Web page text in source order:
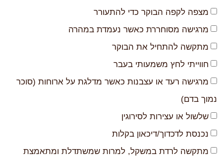
מצפה לקפה הבוקר כדי להתעורר
מרגישה מסוחררת כאשר נעמדת במהרה
מתקשה להתחיל את הבוקר
חווייתי לחץ משמעותי בעבר
מרגישה רעד או עצבנות כאשר מדלגת על ארוחות (סוכר
נמוך בדם)
שלשול או עצירות לסירוגין
נכנסת לדכדוך/דיכאון בקלות
מתקשה לרדת במשקל, למרות שמשתדלת ומתאמצת